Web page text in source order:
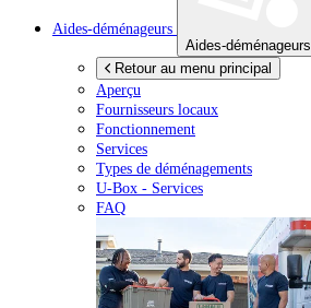
Aides-déménageurs
Aides-déménageurs
Retour au menu principal
Aperçu
Fournisseurs locaux
Fonctionnement
Services
Types de déménagements
U-Box - Services
FAQ